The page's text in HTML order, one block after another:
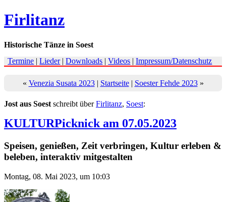
Firlitanz
Historische Tänze in Soest
Termine |Lieder|Downloads |Videos |Impressum/Datenschutz
« Venezia Susata 2023| Startseite| Soester Fehde 2023»
Jost aus Soest schreibt überFirlitanz, Soest:
KULTURPicknick am 07.05.2023
Speisen, genießen, Zeit verbringen, Kultur erleben &
beleben, interaktiv mitgestalten
Montag, 08. Mai 2023, um 10:03